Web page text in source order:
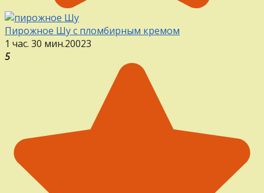
Пирожное Шу с пломбирным кремом
1 час. 30 мин.20023
5